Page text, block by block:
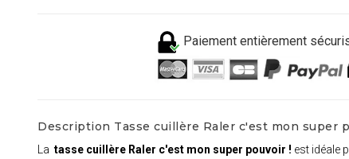
Paiement entièrement
Description Tasse cuillère Raler c'est mon super
La tasse cuillère Raler c'est mon super pouvoir ! est idéale